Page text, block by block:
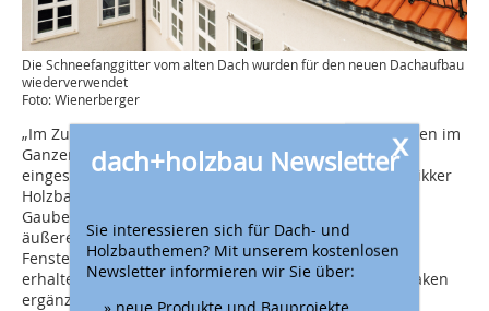
Die Schneefanggitter vom alten Dach wurden für den neuen Dachaufbau
wiederverwendet
Foto: Wienerberger
„Im Zuge der Arbeiten wurden die vorhandenen Gauben im
Ganzen abgenommen und anschließend wieder
eingesetzt“, berichtet Bauleiter Patrick Esslinger von Rikker
Holzbau und erklärt weiter: „Dabei erhielt auch die
Gaubenverwahrung eine neue Ausführung. Auch die
äußeren Verwahrungen wurden erneuert, ebenso die
Fenster.“ Die bestehenden Schneefanggitter blieben
erhalten und wurden durch zusätzliche Schneefanghaken
ergänzt, um den heutigen Anforderungen an die
x
dach+holzbau Newsletter
Sie interessieren sich für Dach- und
Holzbauthemen? Mit unserem kostenlosen
Newsletter informieren wir Sie über: